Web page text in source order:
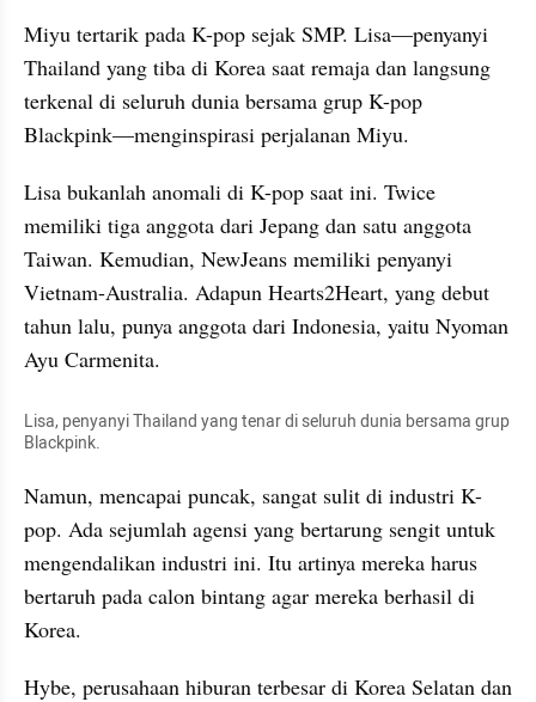
Miyu tertarik pada K-pop sejak SMP. Lisa—penyanyi
Thailand yang tiba di Korea saat remaja dan langsung
terkenal di seluruh dunia bersama grup K-pop
Blackpink—menginspirasi perjalanan Miyu.
Lisa bukanlah anomali di K-pop saat ini. Twice
memiliki tiga anggota dari Jepang dan satu anggota
Taiwan. Kemudian, NewJeans memiliki penyanyi
Vietnam-Australia. Adapun Hearts2Heart, yang debut
tahun lalu, punya anggota dari Indonesia, yaitu Nyoman
Ayu Carmenita.
Lisa, penyanyi Thailand yang tenar di seluruh dunia bersama grup
Blackpink.
Namun, mencapai puncak, sangat sulit di industri K-
pop. Ada sejumlah agensi yang bertarung sengit untuk
mengendalikan industri ini. Itu artinya mereka harus
bertaruh pada calon bintang agar mereka berhasil di
Korea.
Hybe, perusahaan hiburan terbesar di Korea Selatan dan